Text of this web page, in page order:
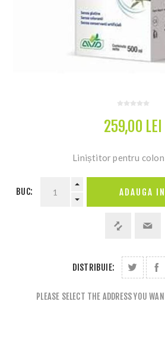
259,00 LEI
Liniștitor pentru
BUC:
DISTRIBUIE:
PLEASE SELECT THE ADDRESS YOU